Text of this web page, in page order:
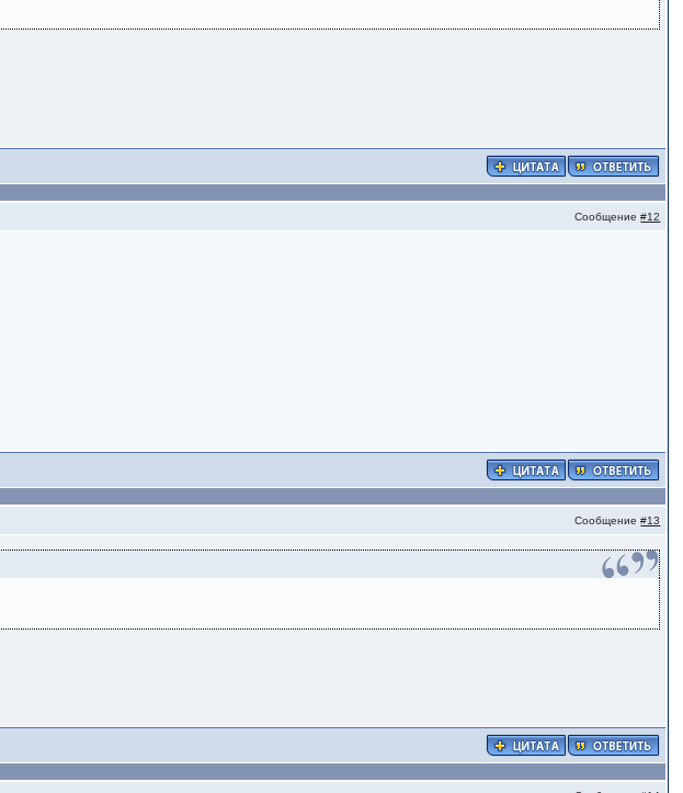
Сообщение#12
Сообщение#13